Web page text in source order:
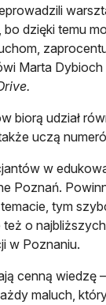
dzięki temu
Marta
biorą udział
uczą
w
Poznań.
tym
o
w Poznaniu.
cenną wiedzę
maluch,